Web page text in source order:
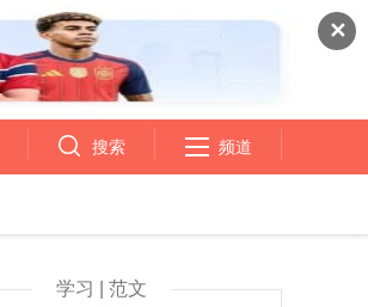
✕
搜索 频道
学习 | 范文